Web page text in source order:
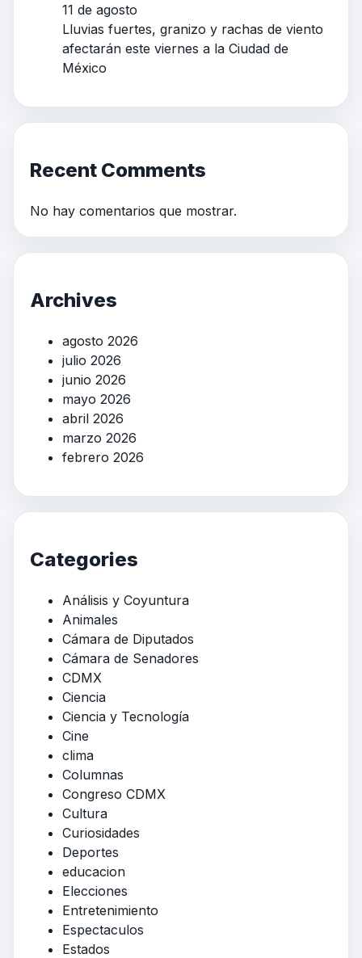
11 de agosto
Lluvias fuertes, granizo y rachas de viento
afectarán este viernes a la Ciudad de
México
Recent Comments
No hay comentarios que mostrar.
Archives
agosto 2026
julio 2026
junio 2026
mayo 2026
abril 2026
marzo 2026
febrero 2026
Categories
Análisis y Coyuntura
Animales
Cámara de Diputados
Cámara de Senadores
CDMX
Ciencia
Ciencia y Tecnología
Cine
clima
Columnas
Congreso CDMX
Cultura
Curiosidades
Deportes
educacion
Elecciones
Entretenimiento
Espectaculos
Estados